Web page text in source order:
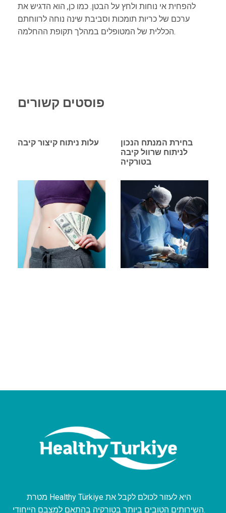
להפחית אי נוחות ולחץ על הבטן. כמו כן, הוא הדגיש את
ערכם של כריות תומכות וסביבת שינה נוחה לרווחתם
הכללית של המטופלים במהלך תקופת ההחלמה.
פוסטים קשורים
עלות ניתוח קיצור קיבה
בחירת המנתח הנכון
לניתוח שרוול קיבה
בטורקיה
מטרת Healthy Türkiye היא לעזור לכולם לקבל את
השירותים הטובים ביותר בטורקיה בהתאם למצבם הייחודי.